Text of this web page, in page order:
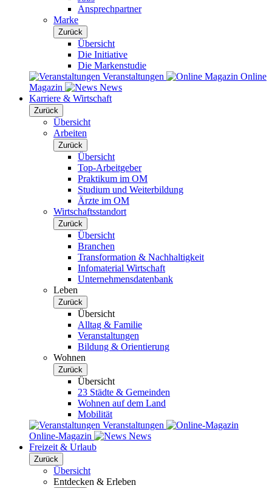
Ansprechpartner
Marke
Zurück
Übersicht
Die Initiative
Die Markenstudie
Veranstaltungen
Online
Magazin
News
Karriere & Wirtschaft
Zurück
Übersicht
Arbeiten
Zurück
Übersicht
Top-Arbeitgeber
Praktikum im OM
Studium und Weiterbildung
Ärzte im OM
Wirtschaftsstandort
Zurück
Übersicht
Branchen
Transformation & Nachhaltigkeit
Infomaterial Wirtschaft
Unternehmensdatenbank
Leben
Zurück
Übersicht
Alltag & Familie
Veranstaltungen
Bildung & Orientierung
Wohnen
Zurück
Übersicht
23 Städte & Gemeinden
Wohnen auf dem Land
Mobilität
Veranstaltungen
Online-Magazin
News
Freizeit & Urlaub
Zurück
Übersicht
Entdecken & Erleben